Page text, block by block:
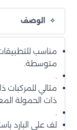
الوصف
مناسب
متوسطة.
.
مثالي للمركبات
ذات الحمولة
.
لف على البارد